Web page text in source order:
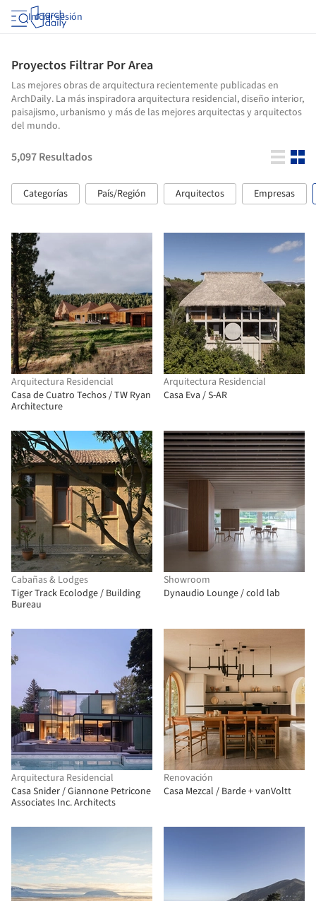
Iniciar sesión
Proyectos Filtrar Por Area
Las mejores obras de arquitectura recientemente publicadas en
ArchDaily. La más inspiradora arquitectura residencial, diseño interior,
paisajismo, urbanismo y más de las mejores arquitectas y arquitectos
del mundo.
5,097Resultados
Categorías País/Región Arquitectos Empresas
Arquitectura Residencial
Casa de Cuatro Techos / TW Ryan
Architecture
Arquitectura Residencial
Casa Eva / S-AR
Cabañas & Lodges
Tiger Track Ecolodge / Building
Bureau
Showroom
Dynaudio Lounge / cold lab
Arquitectura Residencial
Casa Snider / Giannone Petricone
Associates Inc. Architects
Renovación
Casa Mezcal / Barde + vanVoltt